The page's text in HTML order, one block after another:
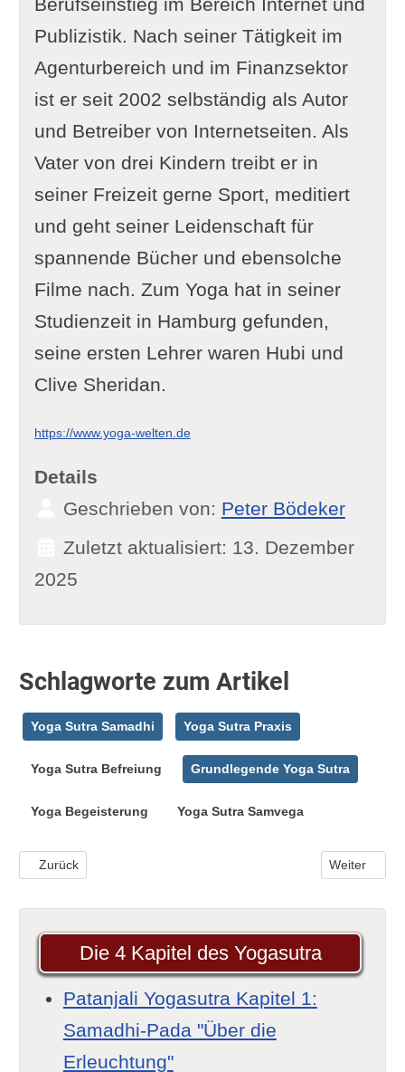
Publizistik. Nach seiner Tätigkeit im
Agenturbereich und im Finanzsektor
ist er seit 2002 selbständig als Autor
und Betreiber von Internetseiten. Als
Vater von drei Kindern treibt er in
seiner Freizeit gerne Sport, meditiert
und geht seiner Leidenschaft für
spannende Bücher und ebensolche
Filme nach. Zum Yoga hat in seiner
Studienzeit in Hamburg gefunden,
seine ersten Lehrer waren Hubi und
Clive Sheridan.
https://www.yoga-welten.de
Details
Geschrieben von: Peter Bödeker
Zuletzt aktualisiert: 13. Dezember
2025
Schlagworte zum Artikel
Yoga Sutra Samadhi Yoga Sutra Praxis
Yoga Sutra Befreiung Grundlegende Yoga Sutra
Yoga Begeisterung Yoga Sutra Samvega
Vorheriger Beitrag: Yoga Sutra I-22: Der Wunsch/Wille/die
Zurück Nächster
Weiter
Die 4 Kapitel des Yogasutra
Patanjali Yogasutra Kapitel 1:
Samadhi-Pada "Über die
Erleuchtung"